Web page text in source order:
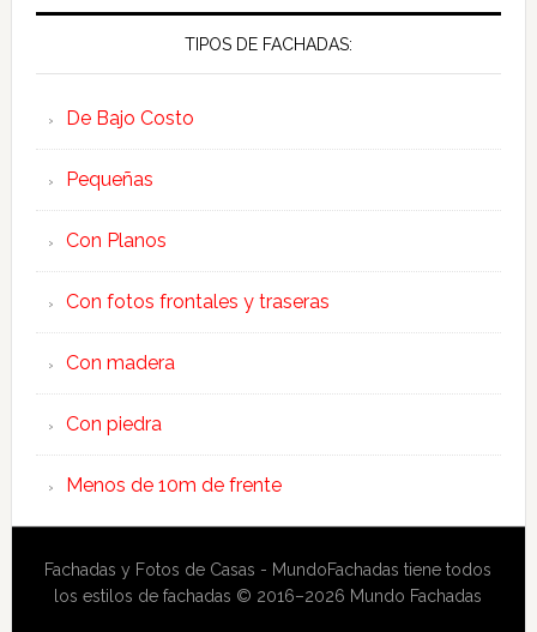
TIPOS DE FACHADAS:
De Bajo Costo
Pequeñas
Con Planos
Con fotos frontales y traseras
Con madera
Con piedra
Menos de 10m de frente
Fachadas y Fotos de Casas - MundoFachadas tiene todos
los estilos de fachadas © 2016–2026 Mundo Fachadas